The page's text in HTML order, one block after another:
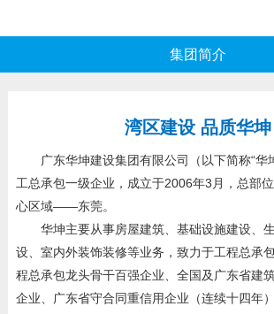
集团简介
湾区建设 品质华坤
广东华坤建设集团有限公司（以下简称“华
工总承包一级企业，成立于2006年3月，总部
心区域——东莞。
华坤主要从事房屋建筑、基础设施建设、
设、室内外装饰装修等业务，致力于工程总承
程总承包龙头骨干百强企业 、全国及广东省建
企业、广东省守合同重信用企业（连续十四年